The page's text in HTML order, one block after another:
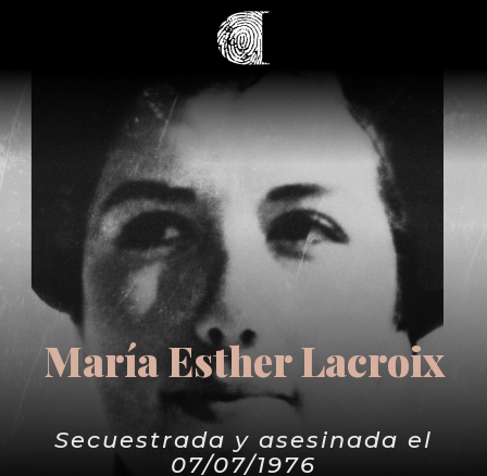
María Esther Lacroix
Secuestrada y asesinada el
07/07/1976